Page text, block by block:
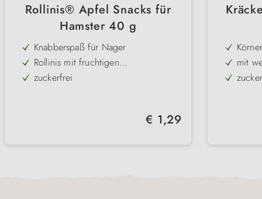
Rollinis® Apfel Snacks für
Hamster 40 g
Knabberspaß für Nager
Rollinis mit fruchtigen
Apfelstückchen verfeinert
zuckerfrei
Regulärer Preis:
€ 1,29
mit